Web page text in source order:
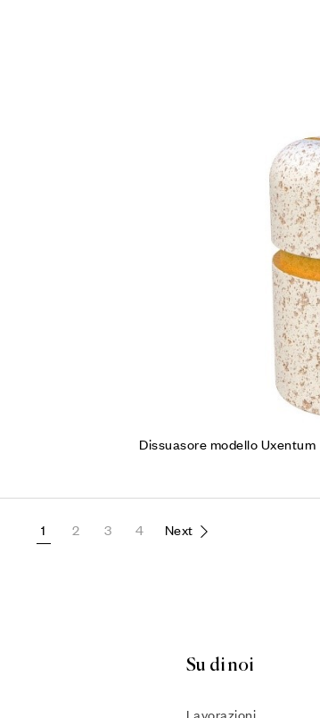
Aggiungi alla Lista desideri
Dissuasore modello Uxentum
1 2 3 4 Next
Su di noi
Lavorazioni